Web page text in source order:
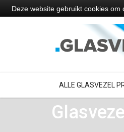
ALLE GLASVEZEL
Deze website gebruikt cookies